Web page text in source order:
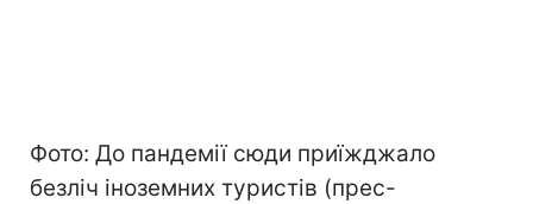
Фото: До пандемії сюди приїжджало
безліч іноземних туристів (прес-